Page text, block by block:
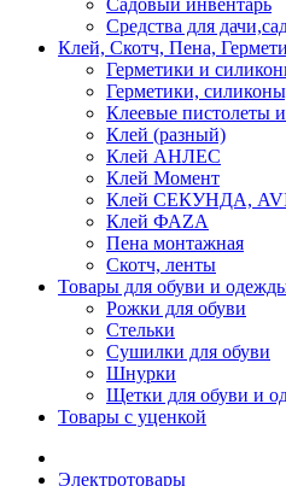
Садовый инвентарь
Средства для
Клей, Скотч, Пена,
Герметики и
Герметики,
Клеевые пистолеты
Клей (разный)
Клей АНЛЕС
Клей Момент
Клей СЕКУНДА,
Клей ФАZА
Пена монтажная
Скотч, ленты
Товары для обуви и
Рожки для обуви
Стельки
Сушилки для обуви
Шнурки
Щетки для обуви и
Товары с уценкой
Электротовары